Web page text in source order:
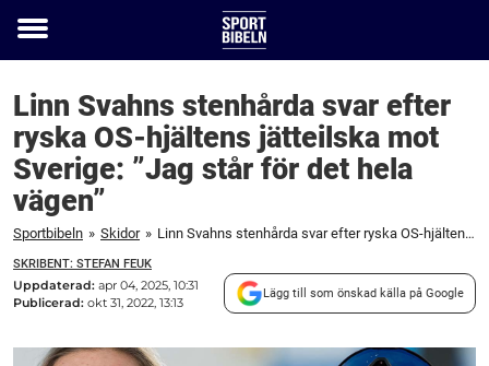
Toggle
Linn Svahns stenhårda svar efter
ryska OS-hjältens jätteilska mot
Sverige: ”Jag står för det hela
vägen”
Sportbibeln » Skidor » Linn Svahns stenhårda svar efter ryska OS-hjältens jätteilska mot Sverige: "Jag står för det hela vägen"
SKRIBENT: STEFAN FEUK
Uppdaterad: apr 04, 2025, 10:31
Publicerad: okt 31, 2022, 13:13
Lägg till som önskad källa på Google